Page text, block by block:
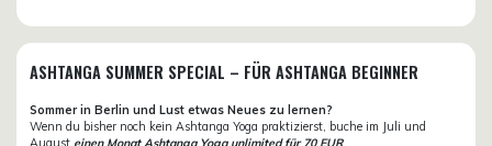
ASHTANGA SUMMER SPECIAL – FÜR ASHTANGA BEGINNER
Sommer in Berlin und Lust etwas Neues zu lernen?
Wenn du bisher noch kein Ashtanga Yoga praktizierst, buche im Juli und
August einen Monat Ashtanga Yoga unlimited für 70 EUR.